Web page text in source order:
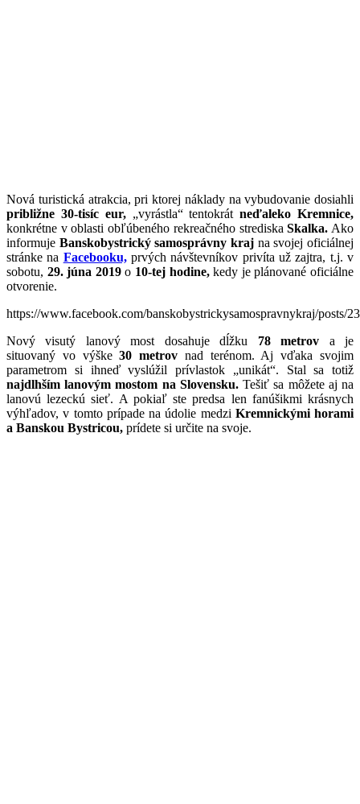
Nová turistická atrakcia, pri ktorej náklady na vybudovanie dosiahli
približne 30-tisíc eur,„vyrástla“ tentokrátneďaleko Kremnice,
konkrétne v oblasti obľúbeného rekreačného strediskaSkalka. Ako
informuje Banskobystrický samosprávny kraj na svojej oficiálnej
stránke na Facebooku,prvých návštevníkov privíta už zajtra, t.j. v
sobotu, 29. júna 2019o 10-tej hodine,kedy je plánované oficiálne
otvorenie.
https://www.facebook.com/banskobystrickysamospravnykraj/posts/
Nový visutý lanový most dosahuje dĺžku 78 metrov a je
situovaný vo výške30 metrov nad terénom. Aj vďaka svojim
parametrom si ihneď vyslúžil prívlastok „unikát“. Stal sa totiž
najdlhším lanovým mostom na Slovensku.Tešiť sa môžete aj na
lanovú lezeckú sieť. A pokiaľ ste predsa len fanúšikmi krásnych
výhľadov, v tomto prípade na údolie medzi Kremnickými horami
a Banskou Bystricou, prídete si určite na svoje.